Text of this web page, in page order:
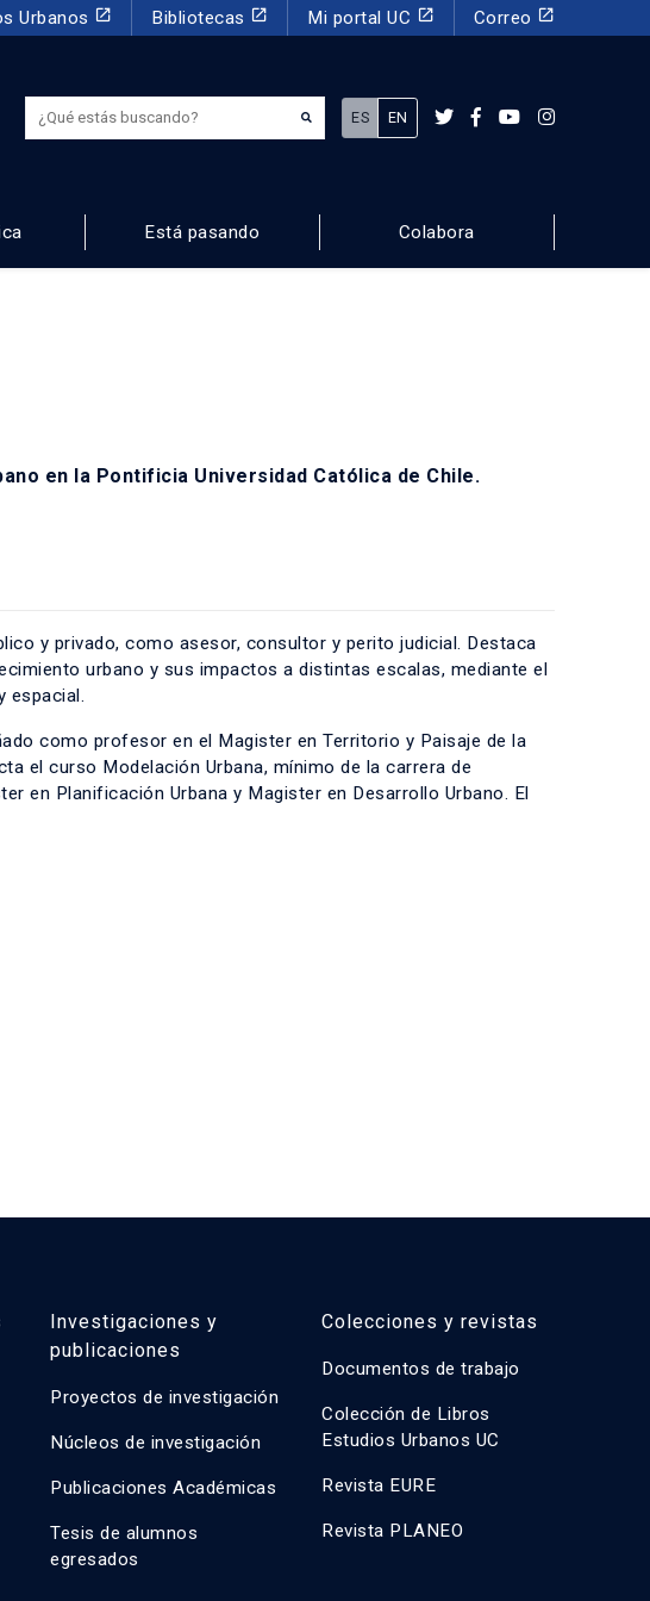
Urbanos launch Bibliotecas launch Mi portal UC launch Correo launch
¿Qué estás buscando?
ES EN
Está pasando Colabora
en la Pontificia Universidad Católica de Chile.
y privado, como asesor, consultor y perito judicial. Destaca
urbano y sus impactos a distintas escalas, mediante el
espacial.
como profesor en el Magister en Territorio y Paisaje de la
el curso Modelación Urbana, mínimo de la carrera de
en Planificación Urbana y Magister en Desarrollo Urbano. El
Investigaciones y
publicaciones
Proyectos de investigación
Núcleos de investigación
Publicaciones Académicas
Tesis de alumnos
egresados
Colecciones y revistas
Documentos de trabajo
Colección de Libros
Estudios Urbanos UC
Revista EURE
Revista PLANEO